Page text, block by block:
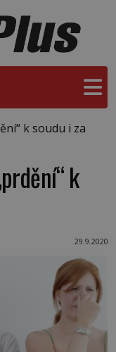
k soudu i za
k
29.9.2020